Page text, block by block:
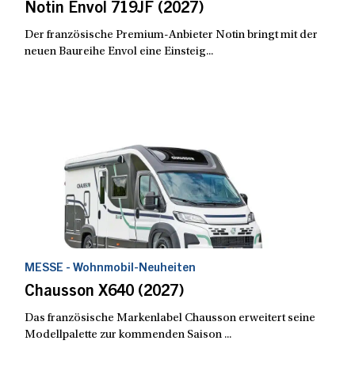
Notin Envol 719JF (2027)
Der französische Premium-Anbieter Notin bringt mit der
neuen Baureihe Envol eine Einsteig...
MESSE - Wohnmobil-Neuheiten
Chausson X640 (2027)
Das französische Markenlabel Chausson erweitert seine
Modellpalette zur kommenden Saison ...